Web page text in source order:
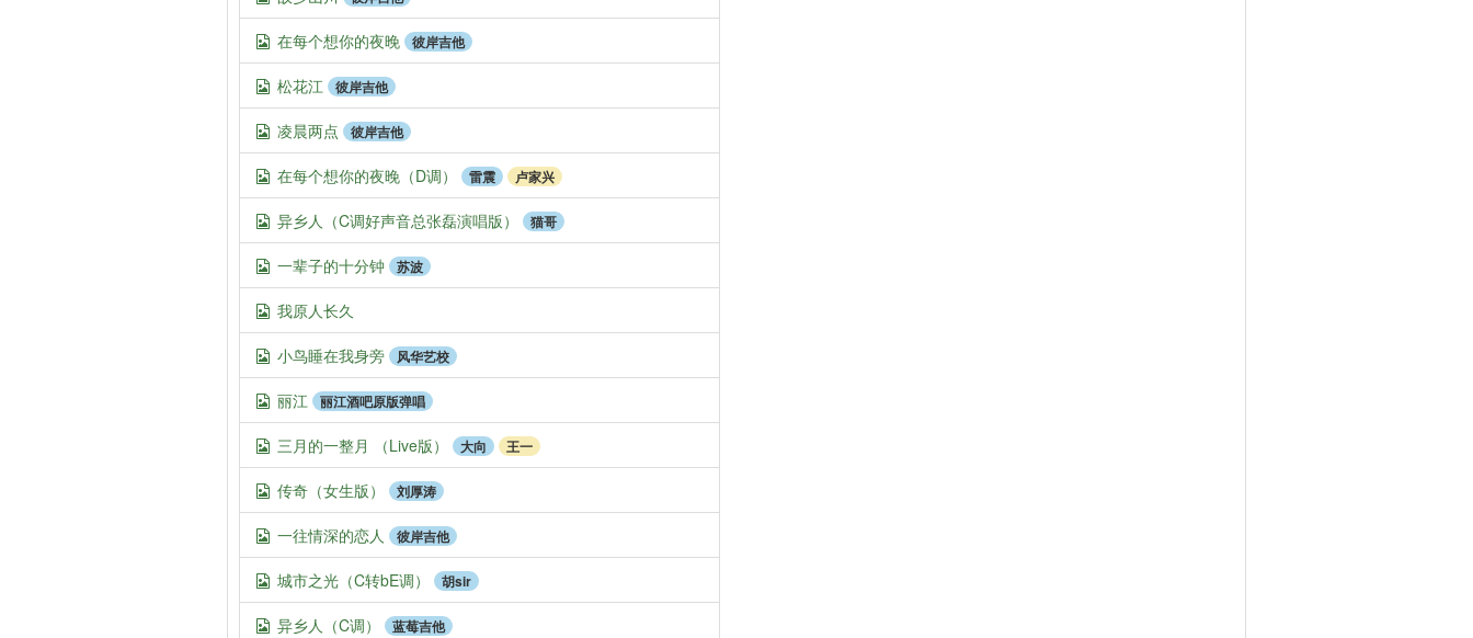
在每个想你的夜晚 彼岸吉他
松花江 彼岸吉他
凌晨两点 彼岸吉他
在每个想你的夜晚（D调） 雷震 卢家兴
异乡人（C调好声音总张磊演唱版） 猫哥
一辈子的十分钟 苏波
我原人长久
小鸟睡在我身旁 风华艺校
丽江 丽江酒吧原版弹唱
三月的一整月 （Live版） 大向 王一
传奇（女生版） 刘厚涛
一往情深的恋人 彼岸吉他
城市之光（C转bE调） 胡sir
异乡人（C调） 蓝莓吉他